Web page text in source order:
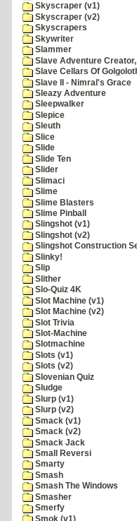
Skyscraper (v1)
Skyscraper (v2)
Skyscrapers
Skywriter
Slammer
Slave Adventure Creator,
Slave Cellars Of
Slave II - Nimral's Grace
Sleazy Adventure
Sleepwalker
Slepice
Sleuth
Slice
Slide
Slide Ten
Slider
Slimaci
Slime
Slime Blasters
Slime Pinball
Slingshot (v1)
Slingshot (v2)
Slingshot Construction
Slinky!
Slip
Slither
Slo-Quiz 4K
Slot Machine (v1)
Slot Machine (v2)
Slot Trivia
Slot-Machine
Slotmachine
Slots (v1)
Slots (v2)
Slovenian Quiz
Sludge
Slurp (v1)
Slurp (v2)
Smack (v1)
Smack (v2)
Smack Jack
Small Reversi
Smarty
Smash
Smash The Windows
Smasher
Smerfy
Smok (v1)